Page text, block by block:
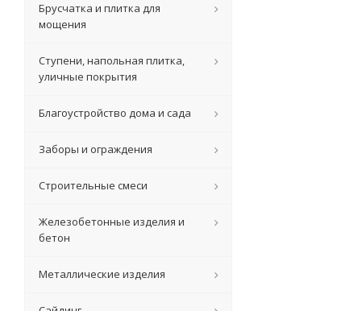
Брусчатка и плитка для
мощения
Ступени, напольная плитка,
уличные покрытия
Благоустройство дома и сада
Заборы и ограждения
Строительные смеси
Железобетонные изделия и
бетон
Металлические изделия